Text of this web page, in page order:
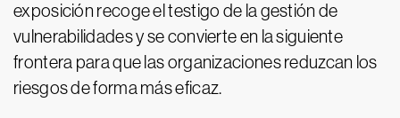
exposición recoge el testigo de la gestión de
vulnerabilidades y se convierte en la siguiente
frontera para que las organizaciones reduzcan los
riesgos de forma más eficaz.